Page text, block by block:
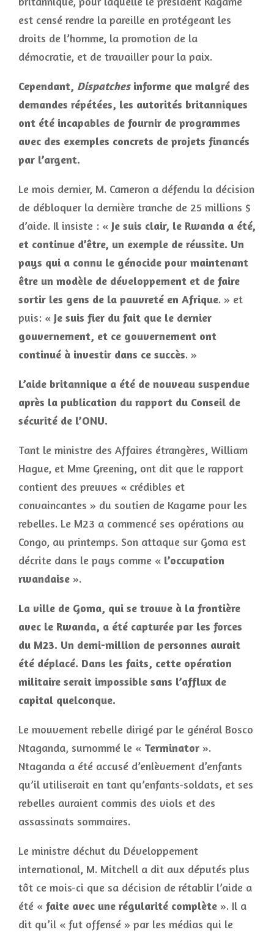
est censé rendre la pareille en protégeant les
droits de l’homme, la promotion de la
démocratie, et de travailler pour la paix.
Cependant, Dispatchesinforme que malgré des
demandes répétées, les autorités britanniques
ont été incapables de fournir de programmes
avec des exemples concrets de projets financés
par l’argent.
Le mois dernier, M. Cameron a défendu la décision
de débloquer la dernière tranche de 25 millions $
d’aide. Il insiste : « Je suis clair, le Rwanda a été,
et continue d’être, un exemple de réussite. Un
pays qui a connu le génocide pour maintenant
être un modèle de développement et de faire
sortir les gens de la pauvreté en Afrique. » et
puis: « Je suis fier du fait que le dernier
gouvernement, et ce gouvernement ont
continué à investir dans ce succès. »
L’aide britannique a été de nouveau suspendue
après la publication du rapport du Conseil de
sécurité de l’ONU.
Tant le ministre des Affaires étrangères, William
Hague, et Mme Greening, ont dit que le rapport
contient des preuves « crédibles et
convaincantes » du soutien de Kagame pour les
rebelles. Le M23 a commencé ses opérations au
Congo, au printemps. Son attaque sur Goma est
décrite dans le pays comme « l’occupation
rwandaise ».
La ville de Goma, qui se trouve à la frontière
avec le Rwanda, a été capturée par les forces
du M23. Un demi-million de personnes aurait
été déplacé. Dans les faits, cette opération
militaire serait impossible sans l’afflux de
capital quelconque.
Le mouvement rebelle dirigé par le général Bosco
Ntaganda, surnommé le « Terminator ».
Ntaganda a été accusé d’enlèvement d’enfants
qu’il utiliserait en tant qu’enfants-soldats, et ses
rebelles auraient commis des viols et des
assassinats sommaires.
Le ministre déchut du Développement
international, M. Mitchell a dit aux députés plus
tôt ce mois-ci que sa décision de rétablir l’aide a
été « faite avec une régularité complète ». Il a
dit qu’il « fut offensé » par les médias qui le